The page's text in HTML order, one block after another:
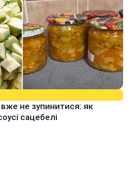
вже не зупинитися: як
сацебелі